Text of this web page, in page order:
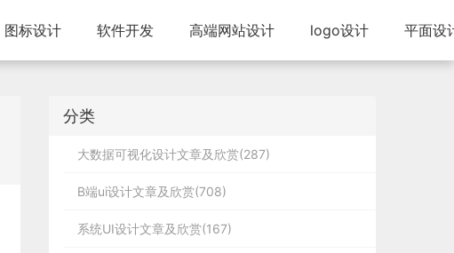
图标设计 软件开发 高端网站设计 logo设计 平面设
分类
大数据可视化设计文章及欣赏(287)
B端ui设计文章及欣赏(708)
系统UI设计文章及欣赏(167)